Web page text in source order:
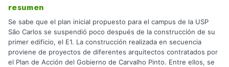
resumen
Se sabe que el plan inicial propuesto para el campus de la USP
São Carlos se suspendió poco después de la construcción de su
primer edificio, el E1. La construcción realizada en secuencia
proviene de proyectos de diferentes arquitectos contratados por
el Plan de Acción del Gobierno de Carvalho Pinto. Entre ellos, se